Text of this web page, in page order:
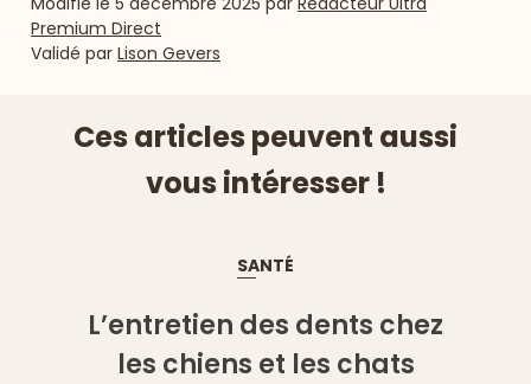
Premium Direct
Validé par Lison Gevers
Ces articles peuvent aussi
vous intéresser !
SANTÉ
L’entretien des dents chez
les chiens et les chats